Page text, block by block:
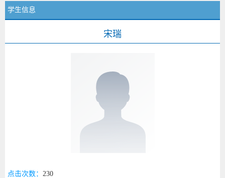
学生信息
宋瑞
点击次数： 230